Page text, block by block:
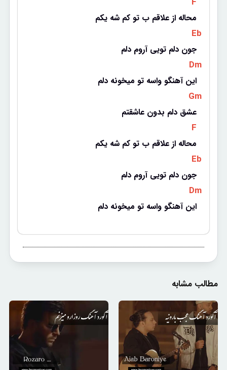
محاله از علاقم ب تو کم شه یکم
Eb
جون دلم تویی آروم دلم
Dm
این آهنگو واسه تو میخونه دلم
Gm
عشق دلم بدون عاشقتم
F
محاله از علاقم ب تو کم شه یکم
Eb
جون دلم تویی آروم دلم
Dm
این آهنگو واسه تو میخونه دلم
مطالب مشابه